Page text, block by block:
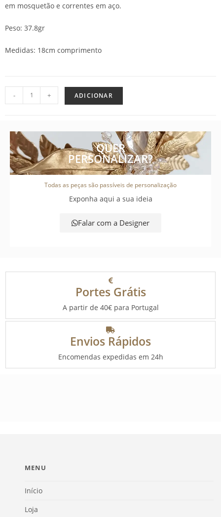
em mosquetão e correntes em aço.
Peso: 37.8gr
Medidas: 18cm comprimento
- + ADICIONAR
QUER
PERSONALIZAR?
Todas as peças são passíveis de personalização
Exponha aqui a sua ideia
Falar com a Designer
Portes Grátis
A partir de 40€ para Portugal
Envios Rápidos
Encomendas expedidas em 24h
MENU
Início
Loja